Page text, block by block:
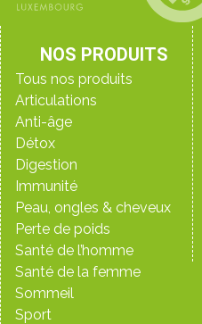
NOS PRODUITS
Tous nos produits
Articulations
Anti-âge
Détox
Digestion
Immunité
Peau, ongles & cheveux
Perte de poids
Santé de l’homme
Santé de la femme
Sommeil
Sport